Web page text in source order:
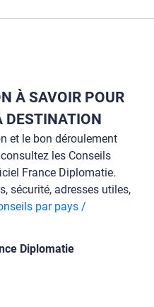
À SAVOIR POUR
DESTINATION
et le bon déroulement
les Conseils
France Diplomatie.
sécurité, adresses utiles,
par pays /
Diplomatie